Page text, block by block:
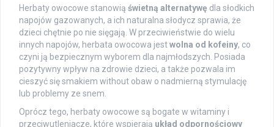
Herbaty owocowe stanowią świetną alternatywę dla słodkich
napojów gazowanych, a ich naturalna słodycz sprawia, że
dzieci chętnie po nie sięgają. W przeciwieństwie do wielu
innych napojów, herbata owocowa jestwolna od kofeiny, co
czyni ją bezpiecznym wyborem dla najmłodszych. Posiada
pozytywny wpływ na zdrowie dzieci, a także pozwala im
cieszyć się smakiem without obaw o nadmierną stymulację
lub problemy ze snem.
Oprócz tego, herbaty owocowe są bogate w witaminy i
przeciwutleniacze, które wspierają układ odpornościowy